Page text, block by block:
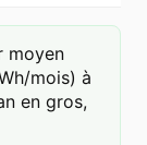
moyen
mois) à
en gros,